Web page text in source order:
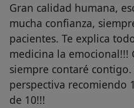
Gran calidad humana,
mucha confianza,
pacientes. Te explica
medicina la emocional!!!
siempre contaré
perspectiva recomiendo
de 10!!!